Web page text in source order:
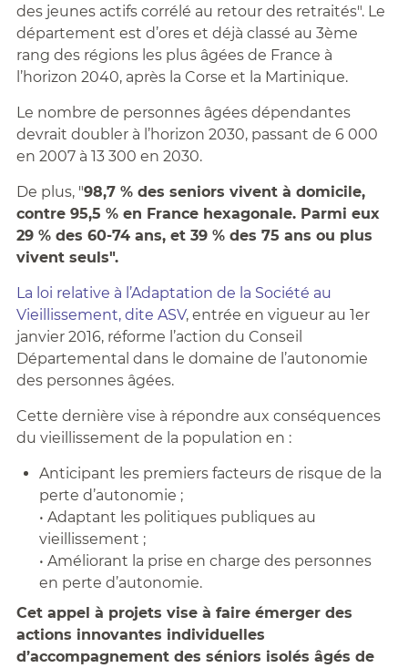
des jeunes actifs corrélé au retour des retraités". Le
département est d’ores et déjà classé au 3ème
rang des régions les plus âgées de France à
l’horizon 2040, après la Corse et la Martinique.
Le nombre de personnes âgées dépendantes
devrait doubler à l’horizon 2030, passant de 6 000
en 2007 à 13 300 en 2030.
De plus, "98,7 % des seniors vivent à domicile,
contre 95,5 % en France hexagonale. Parmi eux
29 % des 60-74 ans, et 39 % des 75 ans ou plus
vivent seuls".
La loi relative à l’Adaptation de la Société au
Vieillissement, dite ASV, entrée en vigueur au 1er
janvier 2016, réforme l’action du Conseil
Départemental dans le domaine de l’autonomie
des personnes âgées.
Cette dernière vise à répondre aux conséquences
du vieillissement de la population en :
Anticipant les premiers facteurs de risque de la
perte d’autonomie ;
• Adaptant les politiques publiques au
vieillissement ;
• Améliorant la prise en charge des personnes
en perte d’autonomie.
Cet appel à projets vise à faire émerger des
actions innovantes individuelles
d’accompagnement des séniors isolés âgés de